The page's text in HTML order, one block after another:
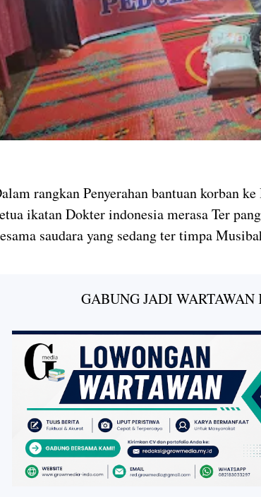
rangkan Penyerahan bantuan korban
ikatan Dokter indonesia merasa Ter
saudara yang sedang ter timpa
GABUNG JADI